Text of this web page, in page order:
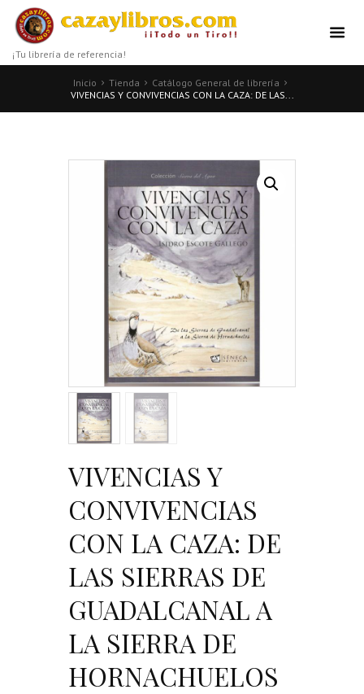
¡Tu librería de referencia!
Inicio Tienda
Catálogo General de librería
VIVENCIAS Y CONVIVENCIAS CON LA CAZA: DE LAS...
VIVENCIAS Y
CONVIVENCIAS
CON LA CAZA: DE
LAS SIERRAS DE
GUADALCANAL A
LA SIERRA DE
HORNACHUELOS